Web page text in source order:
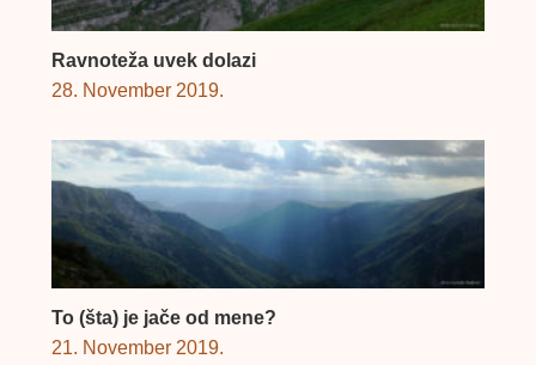
Ravnoteža uvek dolazi
28. November 2019.
To (šta) je jače od mene?
21. November 2019.